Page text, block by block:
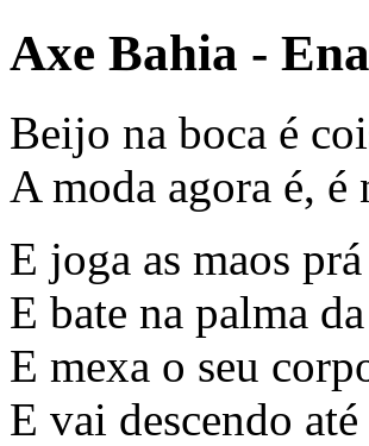
Axe Bahia -
Beijo na boca é
A moda agora é,
E joga as maos
E bate na palma
E mexa o seu
E vai descendo